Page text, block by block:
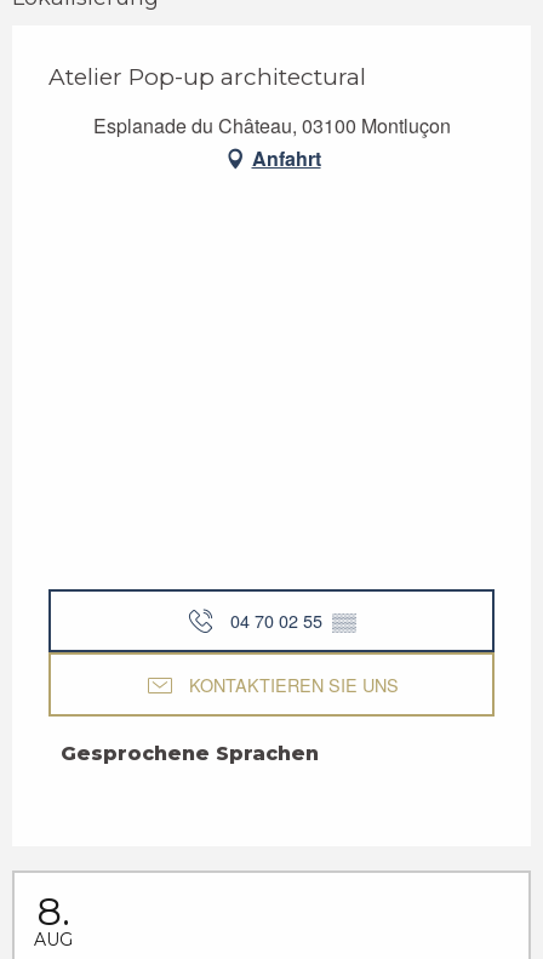
Atelier Pop-up architectural
Esplanade du Château, 03100 Montluçon
Anfahrt
04 70 02 55 ▒▒
KONTAKTIEREN SIE UNS
Gesprochene Sprachen
Gesprochene Sprachen
8.
AUG